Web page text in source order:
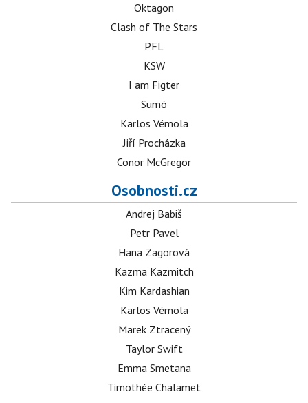
Oktagon
Clash of The Stars
PFL
KSW
I am Figter
Sumó
Karlos Vémola
Jiří Procházka
Conor McGregor
Osobnosti.cz
Andrej Babiš
Petr Pavel
Hana Zagorová
Kazma Kazmitch
Kim Kardashian
Karlos Vémola
Marek Ztracený
Taylor Swift
Emma Smetana
Timothée Chalamet